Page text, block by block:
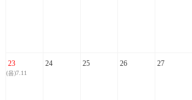
23
(음)7.11
24 25 26 27